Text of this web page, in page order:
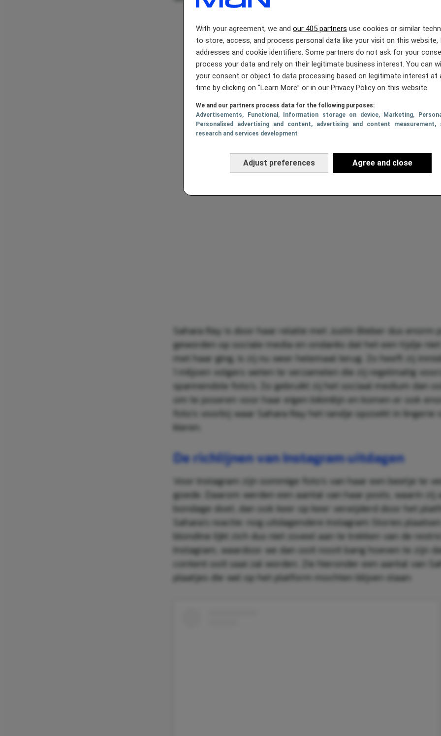
With your agreement, we and our 405 partners use cookies or similar
to store, access, and process personal data like your visit on this website,
addresses and cookie identifiers. Some partners do not ask for your
process your data and rely on their legitimate business interest. You can
your consent or object to data processing based on legitimate interest at
time by clicking on “Learn More” or in our Privacy Policy on this website.
We and our partners process data for the following purposes:
Advertisements, Functional , Information storage on device, Marketing,
Personalised advertising and content, advertising and content measurement,
research and services development
Adjust preferences Agree and close
Sahara Ray is door haar relatie met Justin Bieber dus enorm
geworden op sociale media en ondanks dat het een tijdje
met haar ging, is zij nu weer helemaal terug. Zo heeft zij
1 miljoen volgers weten te verzamelen die zij regelmatig
spannendste foto’s. Zo gebruikt zij het sociaal medium dan
om te poseren voor haar eigen bikinilijn en komen er ook
foto’s voorbij waar Sahara Ray het randje opzoekt in lingerie
kleren.
De richlijnen van Instagram uitdagen
Voor Instagram zijn sommige foto’s van haar een beetje te
goede. Daarom werden een aantal van haar posts, waarin zij
bondage doet, dan ook keer op keer verwijderd door het
Sahara’s reactie: nog uitdagendere Instagram Stories
blondine lijkt zich dus niet zoveel aan te trekken van de
Instagram, waardoor we dan ooit nooit bang hoeven te zijn
content ooit saai zal worden. Zie hieronder een aantal van
plaatjes die wel op het platform mochten blijven staan: